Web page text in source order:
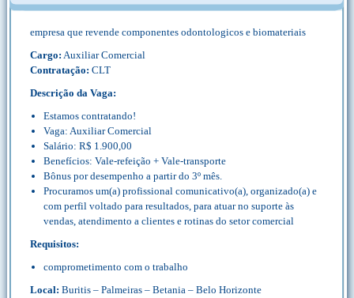
empresa que revende componentes odontologicos e biomateriais
Cargo: Auxiliar Comercial
Contratação: CLT
Descrição da Vaga:
Estamos contratando!
Vaga: Auxiliar Comercial
Salário: R$ 1.900,00
Benefícios: Vale-refeição + Vale-transporte
Bônus por desempenho a partir do 3º mês.
Procuramos um(a) profissional comunicativo(a), organizado(a) e
com perfil voltado para resultados, para atuar no suporte às
vendas, atendimento a clientes e rotinas do setor comercial
Requisitos:
comprometimento com o trabalho
Local: Buritis – Palmeiras – Betania – Belo Horizonte